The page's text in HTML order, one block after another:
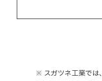
※ スガツネ工業では